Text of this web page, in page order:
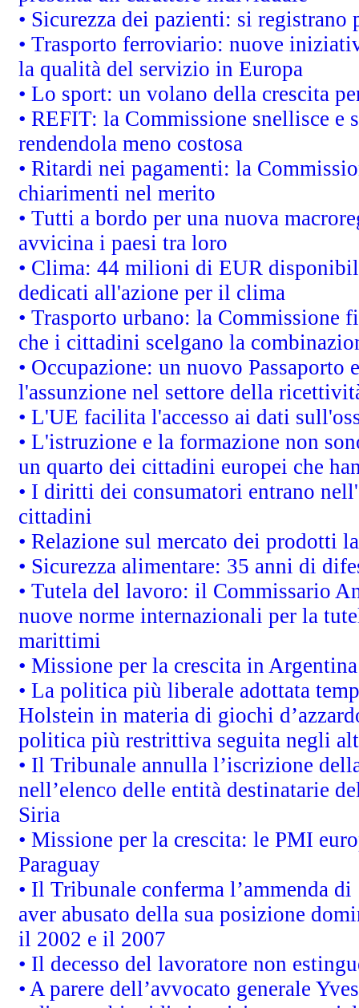
• Sicurezza dei pazienti: si
• Trasporto ferroviario: nuove
la qualità del servizio in Europa
• Lo sport: un volano della crescita
• REFIT: la Commissione snellisce
rendendola meno costosa
• Ritardi nei pagamenti: la
chiarimenti nel merito
• Tutti a bordo per una nuova
avvicina i paesi tra loro
• Clima: 44 milioni di EUR
dedicati all'azione per il clima
• Trasporto urbano: la Commissione
che i cittadini scelgano la
• Occupazione: un nuovo Passaporto
l'assunzione nel settore della
• L'UE facilita l'accesso ai dati
• L'istruzione e la formazione non
un quarto dei cittadini europei che
• I diritti dei consumatori entrano
cittadini
• Relazione sul mercato dei prodotti
• Sicurezza alimentare: 35 anni di
• Tutela del lavoro: il Commissario
nuove norme internazionali per la
marittimi
• Missione per la crescita in
• La politica più liberale adottata
Holstein in materia di giochi
politica più restrittiva seguita negli
• Il Tribunale annulla l’iscrizione
nell’elenco delle entità destinatarie
Siria
• Missione per la crescita: le PMI
Paraguay
• Il Tribunale conferma l’ammenda
aver abusato della sua posizione
il 2002 e il 2007
• Il decesso del lavoratore non
• A parere dell’avvocato generale